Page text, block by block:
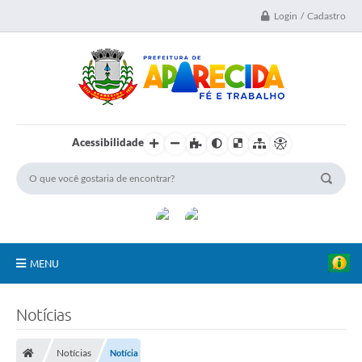
Login / Cadastro
Acessibilidade
MENU
Notícias
Notícias Notícia